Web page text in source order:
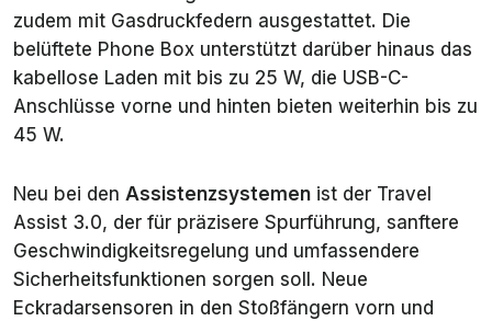
zudem mit Gasdruckfedern ausgestattet. Die
belüftete Phone Box unterstützt darüber hinaus das
kabellose Laden mit bis zu 25 W, die USB-C-
Anschlüsse vorne und hinten bieten weiterhin bis zu
45 W.
Neu bei den Assistenzsystemen ist der Travel
Assist 3.0, der für präzisere Spurführung, sanftere
Geschwindigkeitsregelung und umfassendere
Sicherheitsfunktionen sorgen soll. Neue
Eckradarsensoren in den Stoßfängern vorn und